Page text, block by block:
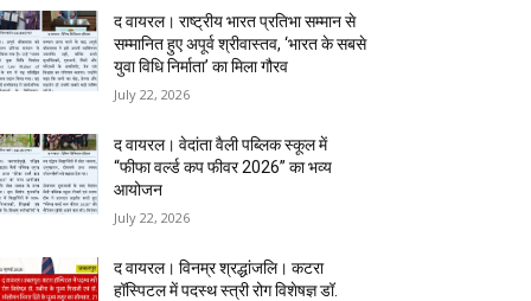
द वायरल। राष्ट्रीय भारत प्रतिभा सम्मान से
सम्मानित हुए अपूर्व श्रीवास्तव, ‘भारत के सबसे
युवा विधि निर्माता’ का मिला गौरव
July 22, 2026
द वायरल। वेदांता वैली पब्लिक स्कूल में
“फीफा वर्ल्ड कप फीवर 2026” का भव्य
आयोजन
July 22, 2026
द वायरल। विनम्र श्रद्धांजलि। कटरा
हॉस्पिटल में पदस्थ स्त्री रोग विशेषज्ञ डॉ.